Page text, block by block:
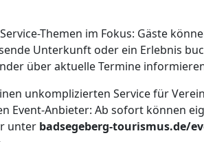
Themen im Fokus: Gäste
Unterkunft oder ein Erlebnis
über aktuelle Termine
unkomplizierten Service für
Event-Anbieter: Ab sofort können
unter badsegeberg-tourismus.de/